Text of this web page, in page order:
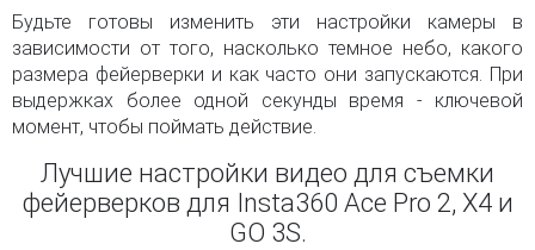
Будьте готовы изменить эти настройки камеры в
зависимости от того, насколько темное небо, какого
размера фейерверки и как часто они запускаются. При
выдержках более одной секунды время - ключевой
момент, чтобы поймать действие.
Лучшие настройки видео для съемки
фейерверков для Insta360 Ace Pro 2, X4 и
GO 3S.